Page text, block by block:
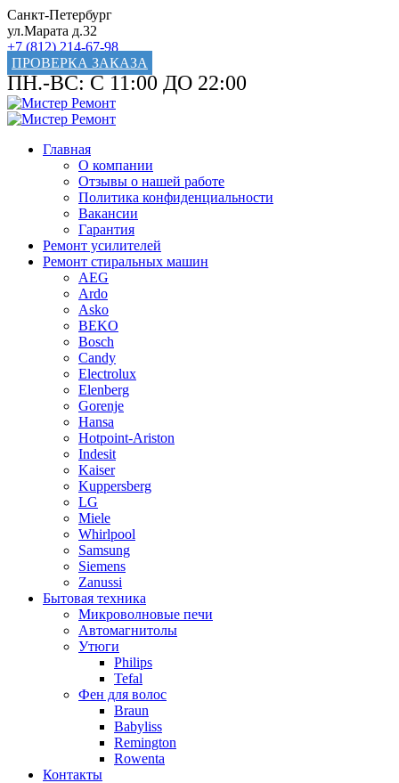
Санкт-Петербург
ул.Марата д.32
+7 (812) 214-67-98
ПРОВЕРКА ЗАКАЗА
ПН.-ВС: С 11:00 ДО 22:00
Главная
О компании
Отзывы о нашей работе
Политика конфиденциальности
Вакансии
Гарантия
Ремонт усилителей
Ремонт стиральных машин
AEG
Ardo
Asko
BEKO
Bosch
Candy
Electrolux
Elenberg
Gorenje
Hansa
Hotpoint-Ariston
Indesit
Kaiser
Kuppersberg
LG
Miele
Whirlpool
Samsung
Siemens
Zanussi
Бытовая техника
Микроволновые печи
Автомагнитолы
Утюги
Philips
Tefal
Фен для волос
Braun
Babyliss
Remington
Rowenta
Контакты